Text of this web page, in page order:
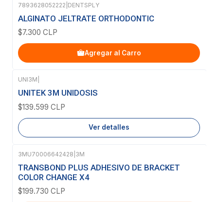
7893628052222 DENTSPLY
ALGINATO JELTRATE ORTHODONTIC
$7.300 CLP
Agregar al Carro
Agotado
UNI3M
UNITEK 3M UNIDOSIS
$139.599 CLP
Ver detalles
3MU70006642428 3M
TRANSBOND PLUS ADHESIVO DE BRACKET
COLOR CHANGE X4
$199.730 CLP